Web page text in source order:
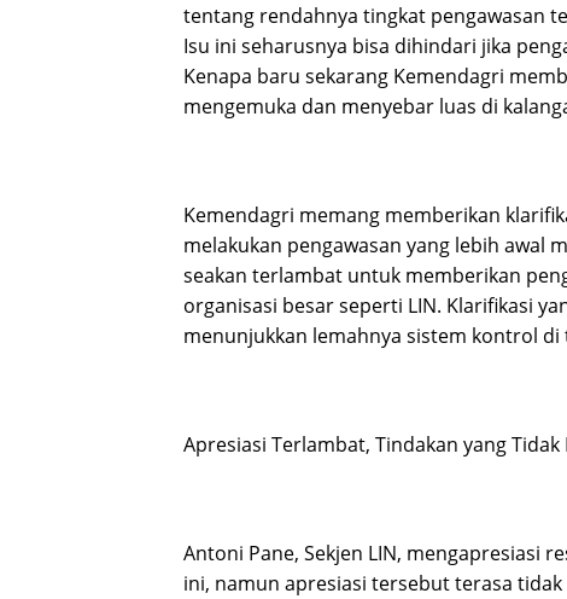
tentang rendahnya tingkat pengawasan
Isu ini seharusnya bisa dihindari jika
Kenapa baru sekarang Kemendagri
mengemuka dan menyebar luas di
Kemendagri memang memberikan
melakukan pengawasan yang lebih awal
seakan terlambat untuk memberikan
organisasi besar seperti LIN. Klarifikasi
menunjukkan lemahnya sistem kontrol
Apresiasi Terlambat, Tindakan yang
Antoni Pane, Sekjen LIN, mengapresiasi
ini, namun apresiasi tersebut terasa